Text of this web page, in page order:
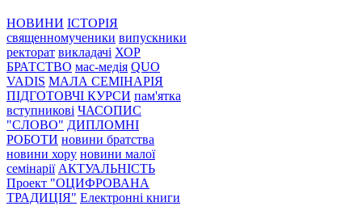
НОВИНИ ІСТОРІЯ
священномученики випускники
ректорат викладачі ХОР
БРАТСТВО мас-медія QUO
VADIS МАЛА СЕМІНАРІЯ
ПІДГОТОВЧІ КУРСИ пам'ятка
вступникові ЧАСОПИС
"СЛОВО" ДИПЛОМНІ
РОБОТИ новини братства
новини хору новини малої
семінарії АКТУАЛЬНІСТЬ
Проект "ОЦИФРОВАНА
ТРАДИЦІЯ" Електронні книги